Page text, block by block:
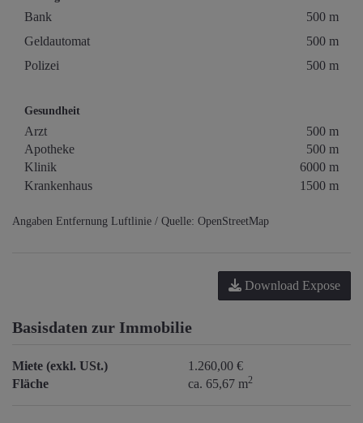
Bank
500 m
Geldautomat
500 m
Polizei
500 m
Gesundheit
Arzt
500 m
Apotheke
500 m
Klinik
6000 m
Krankenhaus
1500 m
Angaben Entfernung Luftlinie / Quelle: OpenStreetMap
Download Expose
Basisdaten zur Immobilie
Miete (exkl. USt.)
1.260,00 €
Fläche
ca. 65,67 m2